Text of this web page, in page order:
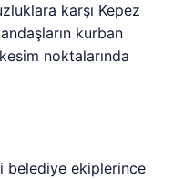
karşı Kepez
kurban
noktalarında
belediye ekiplerince